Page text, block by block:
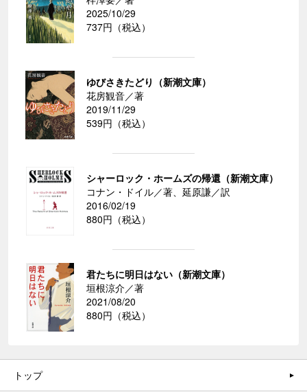
2025/10/29
737円（税込）
ゆびさきたどり（新潮文庫）
花房観音／著
2019/11/29
539円（税込）
シャーロック・ホームズの帰還（新潮文庫）
コナン・ドイル／著、延原謙／訳
2016/02/19
880円（税込）
君たちに明日はない（新潮文庫）
垣根涼介／著
2021/08/20
880円（税込）
トップ